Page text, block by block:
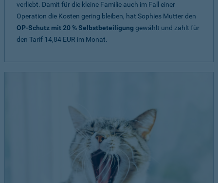
verliebt. Damit für die kleine Familie auch im Fall einer
Operation die Kosten gering bleiben, hat Sophies Mutter den
OP-Schutz mit 20 % Selbstbeteiligung gewählt und zahlt für
den Tarif 14,84 EUR im Monat.